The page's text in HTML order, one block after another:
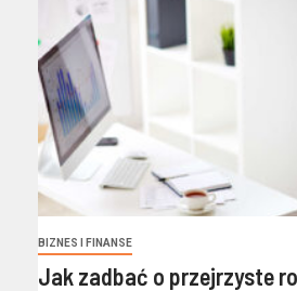
BIZNES I FINANSE
Jak zadbać o przejrzyste